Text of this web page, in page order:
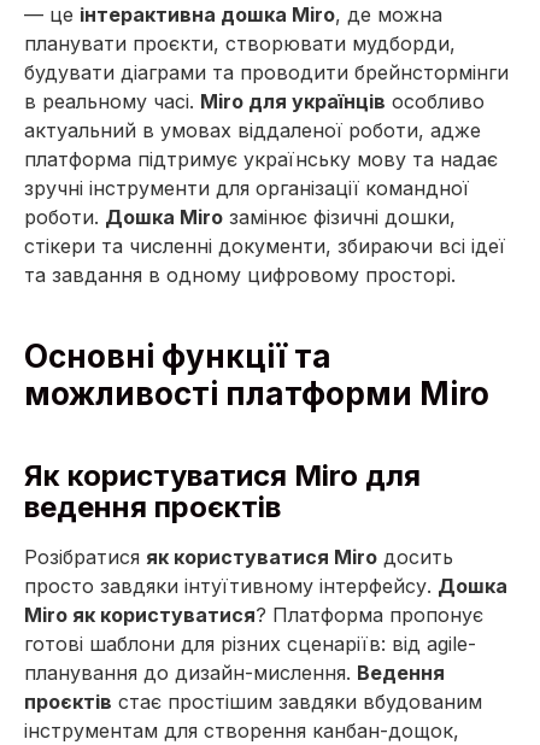
— це інтерактивна дошка Miro, де можна
планувати проєкти, створювати мудборди,
будувати діаграми та проводити брейнстормінги
в реальному часі. Miro для українців особливо
актуальний в умовах віддаленої роботи, адже
платформа підтримує українську мову та надає
зручні інструменти для організації командної
роботи. Дошка Miro замінює фізичні дошки,
стікери та численні документи, збираючи всі ідеї
та завдання в одному цифровому просторі.
Основні функції та
можливості платформи Miro
Як користуватися Miro для
ведення проєктів
Розібратися як користуватися Miro досить
просто завдяки інтуїтивному інтерфейсу. Дошка
Miro як користуватися? Платформа пропонує
готові шаблони для різних сценаріїв: від agile-
планування до дизайн-мислення. Ведення
проєктів стає простішим завдяки вбудованим
інструментам для створення канбан-дощок,